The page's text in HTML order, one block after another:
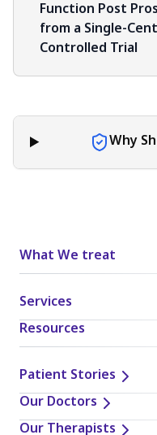
Function Post
from a Single-
Controlled Trial
Why
What We treat
Services
Resources
Patient Stories
Our Doctors
Our Therapists